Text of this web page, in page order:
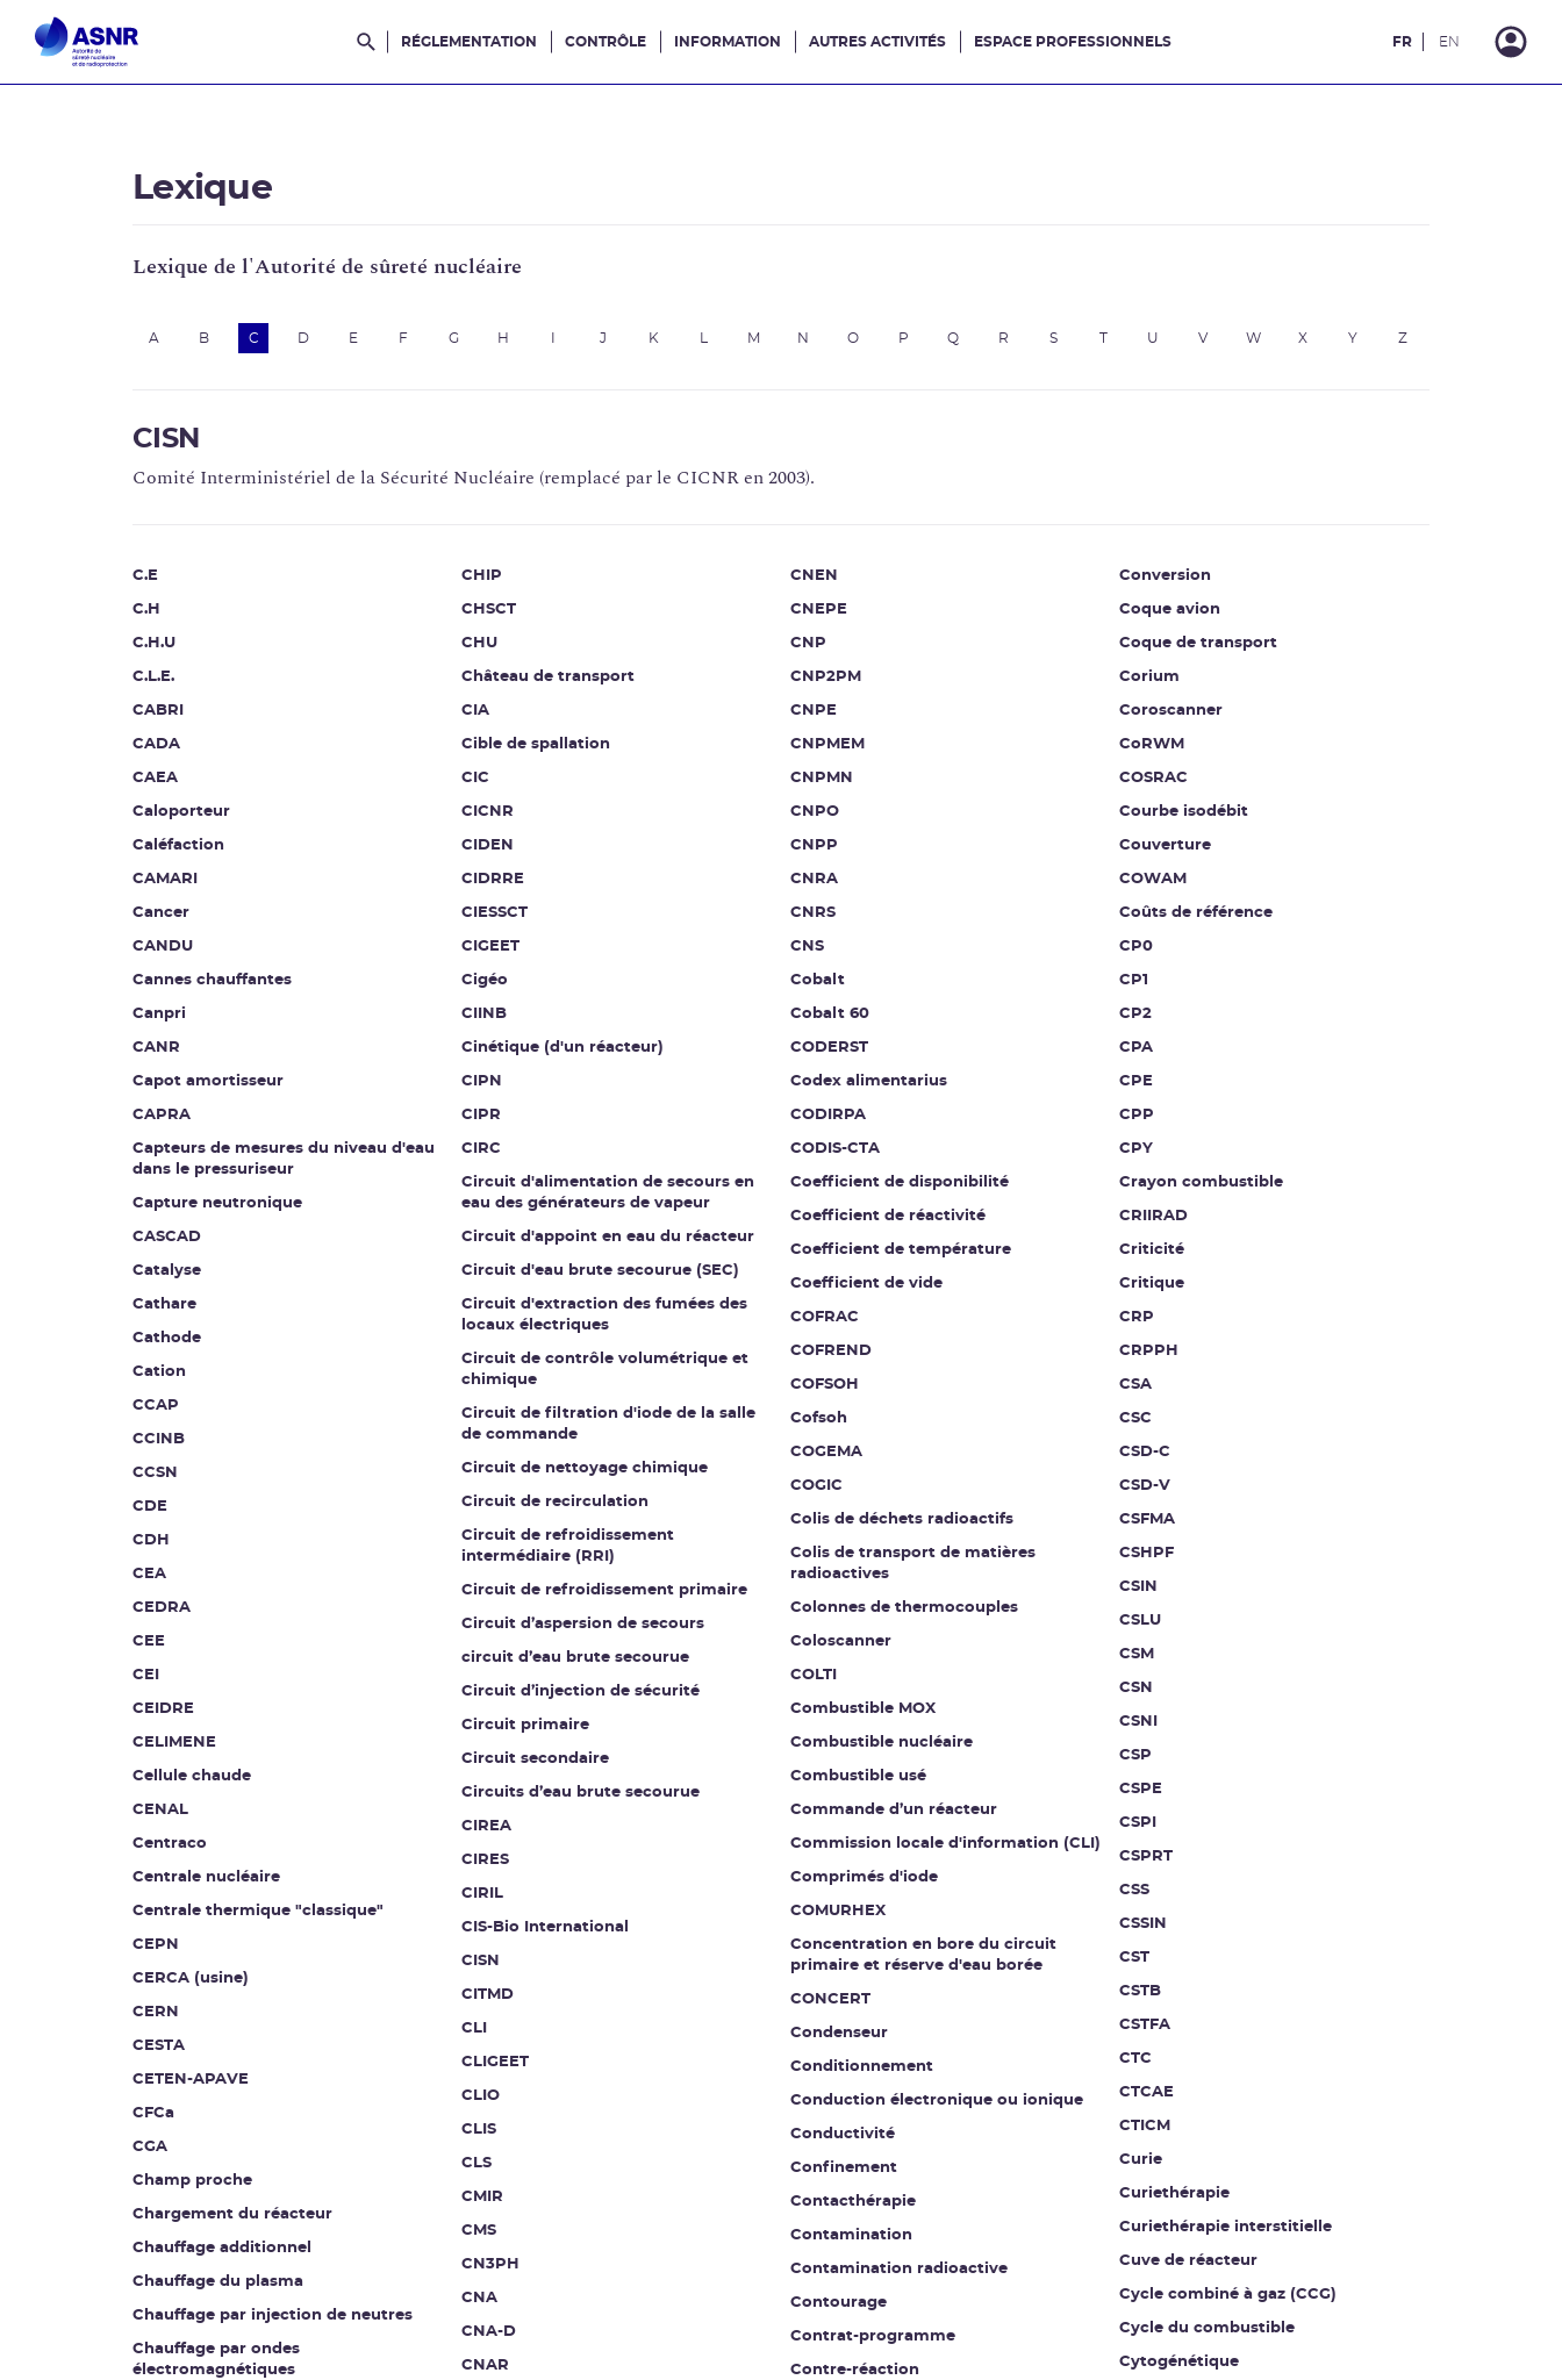
Rechercher dans le site
RÉGLEMENTATION CONTRÔLE INFORMATION AUTRES ACTIVITÉS ESPACE PROFESSIONNELS FR EN
Lexique
Lexique de l'Autorité de sûreté nucléaire
A B C D E F G H J K M N O P Q R S T U V W X Y Z
CISN
Comité Interministériel de la Sécurité Nucléaire (remplacé par le CICNR en 2003).
C.E
C.H
C.H.U
C.L.E.
CABRI
CADA
CAEA
Caloporteur
Caléfaction
CAMARI
Cancer
CANDU
Cannes chauffantes
Canpri
CANR
Capot amortisseur
CAPRA
Capteurs de mesures du niveau d'eau
dans le pressuriseur
Capture neutronique
CASCAD
Catalyse
Cathare
Cathode
Cation
CCAP
CCINB
CCSN
CDE
CDH
CEA
CEDRA
CEE
CEI
CEIDRE
CELIMENE
Cellule chaude
CENAL
Centraco
Centrale nucléaire
Centrale thermique "classique"
CEPN
CERCA (usine)
CERN
CESTA
CETEN-APAVE
CFCa
CGA
Champ proche
Chargement du réacteur
Chauffage additionnel
Chauffage du plasma
Chauffage par injection de neutres
Chauffage par ondes
électromagnétiques
CHIP
CHSCT
CHU
Château de transport
CIA
Cible de spallation
CIC
CICNR
CIDEN
CIDRRE
CIESSCT
CIGEET
Cigéo
CIINB
Cinétique (d'un réacteur)
CIPN
CIPR
CIRC
Circuit d'alimentation de secours en
eau des générateurs de vapeur
Circuit d'appoint en eau du réacteur
Circuit d'eau brute secourue (SEC)
Circuit d'extraction des fumées des
locaux électriques
Circuit de contrôle volumétrique et
chimique
Circuit de filtration d'iode de la salle
de commande
Circuit de nettoyage chimique
Circuit de recirculation
Circuit de refroidissement
intermédiaire (RRI)
Circuit de refroidissement primaire
Circuit d’aspersion de secours
circuit d’eau brute secourue
Circuit d’injection de sécurité
Circuit primaire
Circuit secondaire
Circuits d’eau brute secourue
CIREA
CIRES
CIRIL
CIS-Bio International
CISN
CITMD
CLI
CLIGEET
CLIO
CLIS
CLS
CMIR
CMS
CN3PH
CNA
CNA-D
CNAR
CNEN
CNEPE
CNP
CNP2PM
CNPE
CNPMEM
CNPMN
CNPO
CNPP
CNRA
CNRS
CNS
Cobalt
Cobalt 60
CODERST
Codex alimentarius
CODIRPA
CODIS-CTA
Coefficient de disponibilité
Coefficient de réactivité
Coefficient de température
Coefficient de vide
COFRAC
COFREND
COFSOH
Cofsoh
COGEMA
COGIC
Colis de déchets radioactifs
Colis de transport de matières
radioactives
Colonnes de thermocouples
Coloscanner
COLTI
Combustible MOX
Combustible nucléaire
Combustible usé
Commande d’un réacteur
Commission locale d'information (CLI)
Comprimés d'iode
COMURHEX
Concentration en bore du circuit
primaire et réserve d'eau borée
CONCERT
Condenseur
Conditionnement
Conduction électronique ou ionique
Conductivité
Confinement
Contacthérapie
Contamination
Contamination radioactive
Contourage
Contrat-programme
Contre-réaction
Conversion
Coque avion
Coque de transport
Corium
Coroscanner
CoRWM
COSRAC
Courbe isodébit
Couverture
COWAM
Coûts de référence
CP0
CP1
CP2
CPA
CPE
CPP
CPY
Crayon combustible
CRIIRAD
Criticité
Critique
CRP
CRPPH
CSA
CSC
CSD-C
CSD-V
CSFMA
CSHPF
CSIN
CSLU
CSM
CSN
CSNI
CSP
CSPE
CSPI
CSPRT
CSS
CSSIN
CST
CSTB
CSTFA
CTC
CTCAE
CTICM
Curie
Curiethérapie
Curiethérapie interstitielle
Cuve de réacteur
Cycle combiné à gaz (CCG)
Cycle du combustible
Cytogénétique